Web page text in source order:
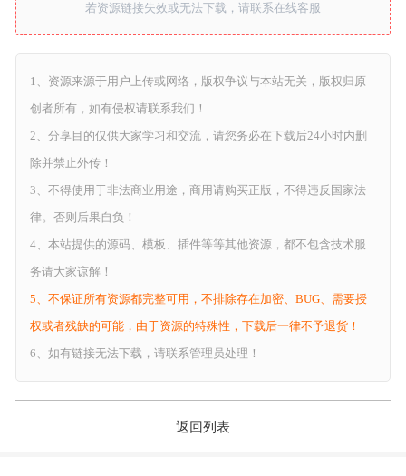
若资源链接失效或无法下载，请联系在线客服
1、资源来源于用户上传或网络，版权争议与本站无关，版权归原
创者所有，如有侵权请联系我们！
2、分享目的仅供大家学习和交流，请您务必在下载后24小时内删
除并禁止外传！
3、不得使用于非法商业用途，商用请购买正版，不得违反国家法
律。否则后果自负！
4、本站提供的源码、模板、插件等等其他资源，都不包含技术服
务请大家谅解！
5、不保证所有资源都完整可用，不排除存在加密、BUG、需要授
权或者残缺的可能，由于资源的特殊性，下载后一律不予退货！
6、如有链接无法下载，请联系管理员处理！
返回列表